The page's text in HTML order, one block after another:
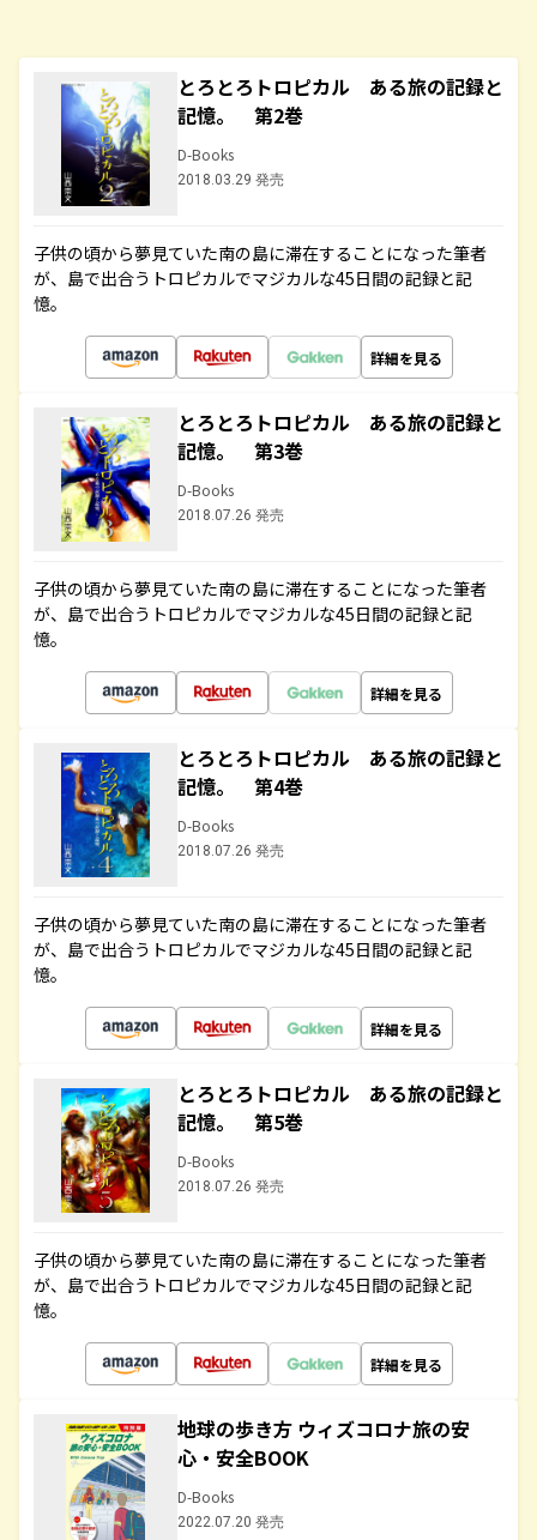
とろとろトロピカル ある旅の記録と
記憶。 第2巻
D-Books
2018.03.29 発売
子供の頃から夢見ていた南の島に滞在することになった筆者
が、島で出合うトロピカルでマジカルな45日間の記録と記
憶。
詳細を見る
とろとろトロピカル ある旅の記録と
記憶。 第3巻
D-Books
2018.07.26 発売
子供の頃から夢見ていた南の島に滞在することになった筆者
が、島で出合うトロピカルでマジカルな45日間の記録と記
憶。
詳細を見る
とろとろトロピカル ある旅の記録と
記憶。 第4巻
D-Books
2018.07.26 発売
子供の頃から夢見ていた南の島に滞在することになった筆者
が、島で出合うトロピカルでマジカルな45日間の記録と記
憶。
詳細を見る
とろとろトロピカル ある旅の記録と
記憶。 第5巻
D-Books
2018.07.26 発売
子供の頃から夢見ていた南の島に滞在することになった筆者
が、島で出合うトロピカルでマジカルな45日間の記録と記
憶。
詳細を見る
地球の歩き方 ウィズコロナ旅の安
心・安全BOOK
D-Books
2022.07.20 発売